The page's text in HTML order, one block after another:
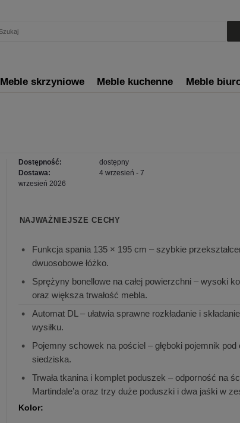
Meble skrzyniowe Meble kuchenne Meble
Dostępność:
dostępny
Dostawa:
4 wrzesień - 7
wrzesień 2026
NAJWAŻNIEJSZE CECHY
Funkcja spania 135 × 195 cm – szybkie
dwuosobowe łóżko.
Sprężyny bonellowe na całej powierzchni– wysoki
oraz większa trwałość mebla.
Automat DL – ułatwia sprawne rozkładanie i
wysiłku.
Pojemny schowek na pościel– głęboki pojemnik pod
siedziska.
Trwała tkanina i komplet poduszek – odporność na
Martindale’a oraz trzy duże poduszki i dwa jaśki w
Kolor: